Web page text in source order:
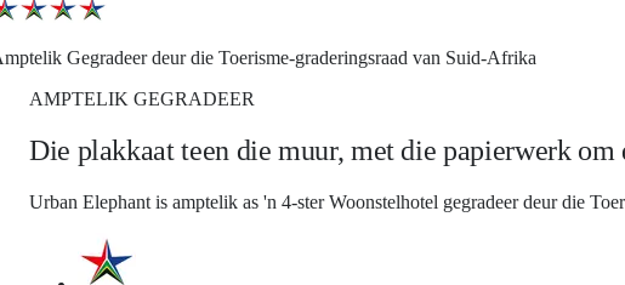
Gegradeer deur die Toerisme-graderingsraad van Suid-Afrika
AMPTELIK GEGRADEER
Die plakkaat teen die muur, met die papierwerk om
Urban Elephant is amptelik as 'n 4-ster Woonstelhotel gegradeer deur die